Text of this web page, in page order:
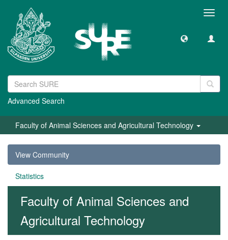
Advanced Search
Faculty of Animal Sciences and Agricultural Technology
View Community
Statistics
Faculty of Animal Sciences and
Agricultural Technology